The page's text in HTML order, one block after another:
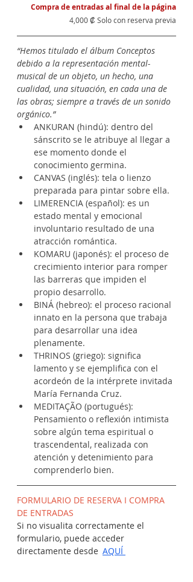
Compra de entradas al final de la página
4,000 ₡ Solo con reserva previa
“Hemos titulado el álbum Conceptos
debido a la representación mental-
musical de un objeto, un hecho, una
cualidad, una situación, en cada una de
las obras; siempre a través de un sonido
orgánico.”
ANKURAN (hindú): dentro del
sánscrito se le atribuye al llegar a
ese momento donde el
conocimiento germina.
CANVAS (inglés): tela o lienzo
preparada para pintar sobre ella.
LIMERENCIA (español): es un
estado mental y emocional
involuntario resultado de una
atracción romántica.
KOMARU (japonés): el proceso de
crecimiento interior para romper
las barreras que impiden el
propio desarrollo.
BINÁ (hebreo): el proceso racional
innato en la persona que trabaja
para desarrollar una idea
plenamente.
THRINOS (griego): significa
lamento y se ejemplifica con el
acordeón de la intérprete invitada
María Fernanda Cruz.
MEDITAÇÃO (portugués):
Pensamiento o reflexión intimista
sobre algún tema espiritual o
trascendental, realizada con
atención y detenimiento para
comprenderlo bien.
FORMULARIO DE RESERVA I COMPRA
DE ENTRADAS
Si no visualita correctamente el
formulario, puede acceder
directamente desde AQUÍ